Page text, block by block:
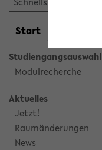
Start
Studiengangsauswahl
Modulrecherche
Aktuelles
Jetzt!
Raumänderungen
News